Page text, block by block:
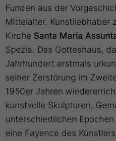
Funden aus der
Mittelalter. Kunstliebhaber
Kirche Santa Maria
Spezia. Das Gotteshaus,
Jahrhundert erstmals
seiner Zerstörung im
1950er Jahren
kunstvolle Skulpturen,
unterschiedlichen
eine Fayence des